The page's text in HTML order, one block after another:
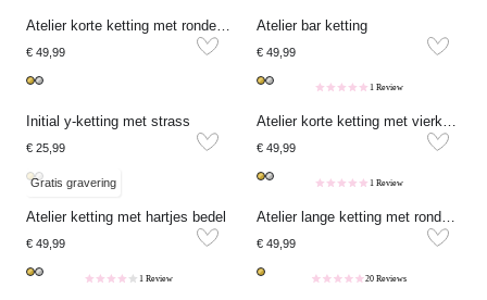
€ 49,99
Atelier bar ketting
€ 49,99
Initial y-ketting met strass
€ 25,99
1 Review
€ 49,99
Gratis gravering
Atelier ketting met hartjes bedel
€ 49,99
1 Review
€ 49,99
1 Review 20 Reviews